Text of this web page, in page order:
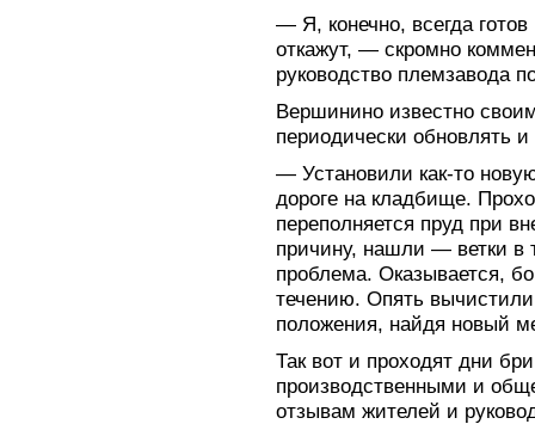
— Я, конечно, всегда
откажут, — скромно
руководство племзавода
Вершинино известно
периодически обновлять
— Установили как-то
дороге на кладбище.
переполняется пруд при
причину, нашли — ветки в
проблема. Оказывается,
течению. Опять
положения, найдя новый
Так вот и проходят дни
производственными и
отзывам жителей и